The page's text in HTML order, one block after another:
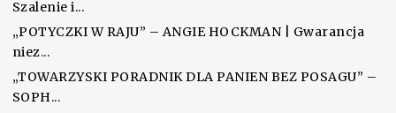
Szalenie i...
„POTYCZKI W RAJU” – ANGIE HOCKMAN | Gwarancja
niez...
„TOWARZYSKI PORADNIK DLA PANIEN BEZ POSAGU” –
SOPH...